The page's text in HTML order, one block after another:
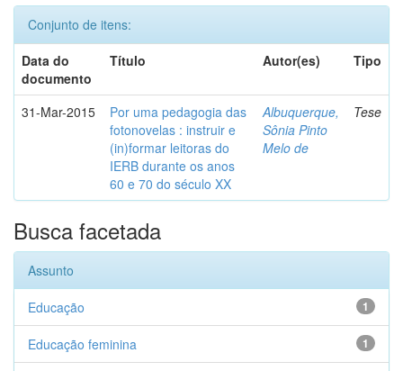
Conjunto de itens:
Data do
documento
Título Autor(es) Tipo
31-Mar-2015
Por uma pedagogia das
fotonovelas : instruir e
(in)formar leitoras do
IERB durante os anos
60 e 70 do século XX
Albuquerque,
Sônia Pinto
Melo de
Tese
Busca facetada
Assunto
1
Educação
1
Educação feminina